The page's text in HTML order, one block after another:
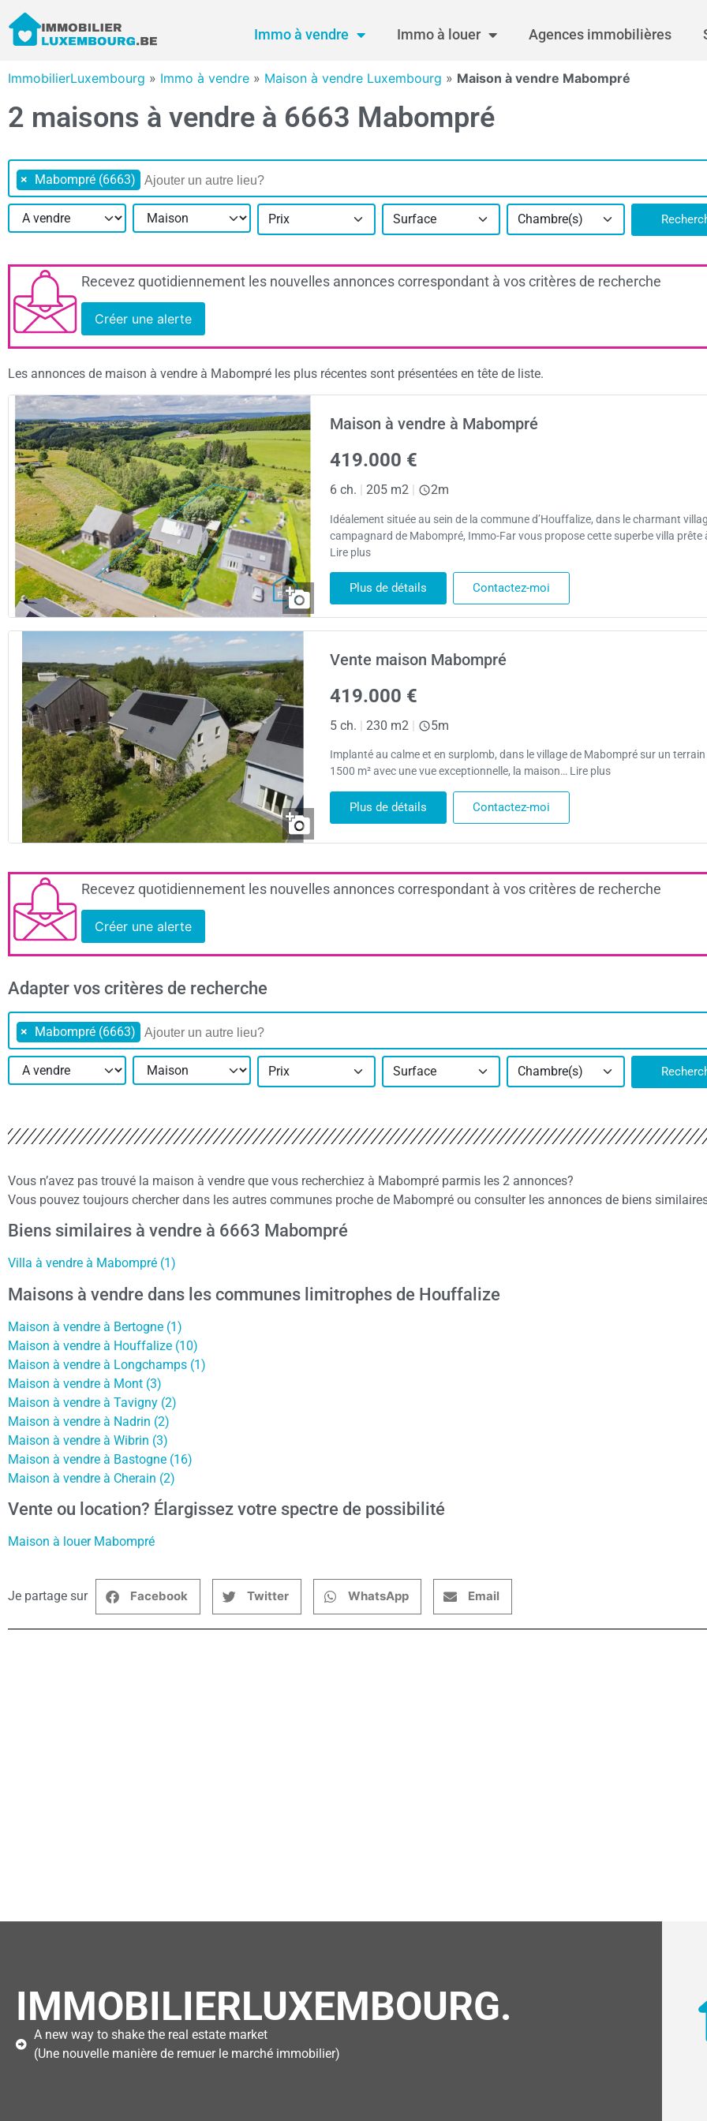
Immo à vendre Immo à louer Agences immobilières
ImmobilierLuxembourg » Immo à vendre » Maison à vendre Luxembourg » Maison à vendre Mabompré
2 maisons à vendre à 6663 Mabompré
× Mabompré (6663)
Prix Surface Chambre(s)
Recevez quotidiennement les nouvelles annonces correspondant à vos critères de recherche
Créer une alerte
Les annonces de maison à vendre à Mabompré les plus récentes sont présentées en tête de liste.
Maison à vendre à Mabompré
419.000 €
6 ch. 205 m2 2m
Idéalement située au sein de la commune d’Houffalize, dans le charmant
campagnard de Mabompré, Immo-Far vous propose cette superbe villa prête
Lire plus
Plus de détails Contactez-moi
Vente maison Mabompré
419.000 €
5 ch. | 230 m2 | 5m
Implanté au calme et en surplomb, dans le village de Mabompré sur un terrain
1500 m² avec une vue exceptionnelle, la maison… Lire plus
Plus de détails Contactez-moi
Recevez quotidiennement les nouvelles annonces correspondant à vos critères de recherche
Créer une alerte
Adapter vos critères de recherche
× Mabompré (6663)
Prix Surface Chambre(s)
Vous n’avez pas trouvé la maison à vendre que vous recherchiez à Mabompré parmis les 2 annonces?
Vous pouvez toujours chercher dans les autres communes proche de Mabompré ou consulter les annonces de biens
Biens similaires à vendre à 6663 Mabompré
Villa à vendre à Mabompré (1)
Maisons à vendre dans les communes limitrophes de Houffalize
Maison à vendre à Bertogne (1)
Maison à vendre à Houffalize (10)
Maison à vendre à Longchamps (1)
Maison à vendre à Mont (3)
Maison à vendre à Tavigny (2)
Maison à vendre à Nadrin (2)
Maison à vendre à Wibrin (3)
Maison à vendre à Bastogne (16)
Maison à vendre à Cherain (2)
Vente ou location? Élargissez votre spectre de possibilité
Maison à louer Mabompré
Je partage sur Facebook Twitter WhatsApp Email
IMMOBILIERLUXEMBOURG.
A new way to shake the real estate market
(Une nouvelle manière de remuer le marché immobilier)